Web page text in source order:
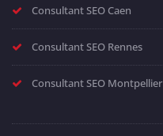
Consultant SEO Caen
Consultant SEO Rennes
Consultant SEO Montpellier